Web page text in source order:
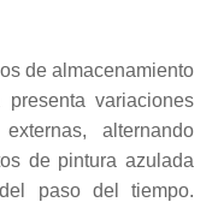
de almacenamiento
variaciones
alternando
de pintura azulada
paso del tiempo.